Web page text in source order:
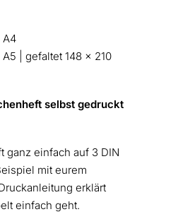
A4
A5 | gefaltet 148 x 210
selbst gedruckt
ganz einfach auf 3 DIN
mit eurem
erklärt
einfach geht.